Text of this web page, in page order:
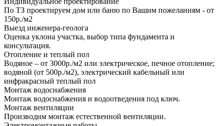
По ТЗ проектируем дом или баню по Вашим пожеланиям - от
150р./м2
Выезд инженера-геолога
Оценка уклона участка, выбор типа фундамента и
консультация.
Отопление и теплый пол
Водяное – от 3000р./м2 или электрическое, печное отопление;
водяной (от 500р./м2), электрический кабельный или
инфракрасный теплый пол
Монтаж водоснабжения
Монтаж водоснабжения и водоотведения под ключ.
Монтаж вентиляции
Производим монтаж естественной вентиляции.